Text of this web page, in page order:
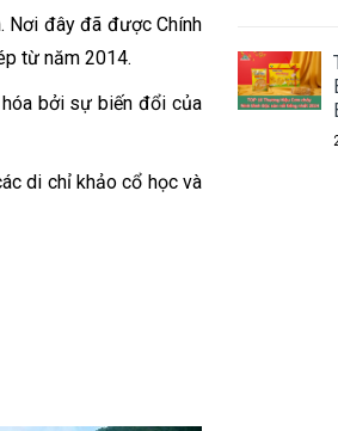
Nơi đây đã được Chính
từ năm 2014.
bởi sự biến đổi của
di chỉ khảo cổ học và